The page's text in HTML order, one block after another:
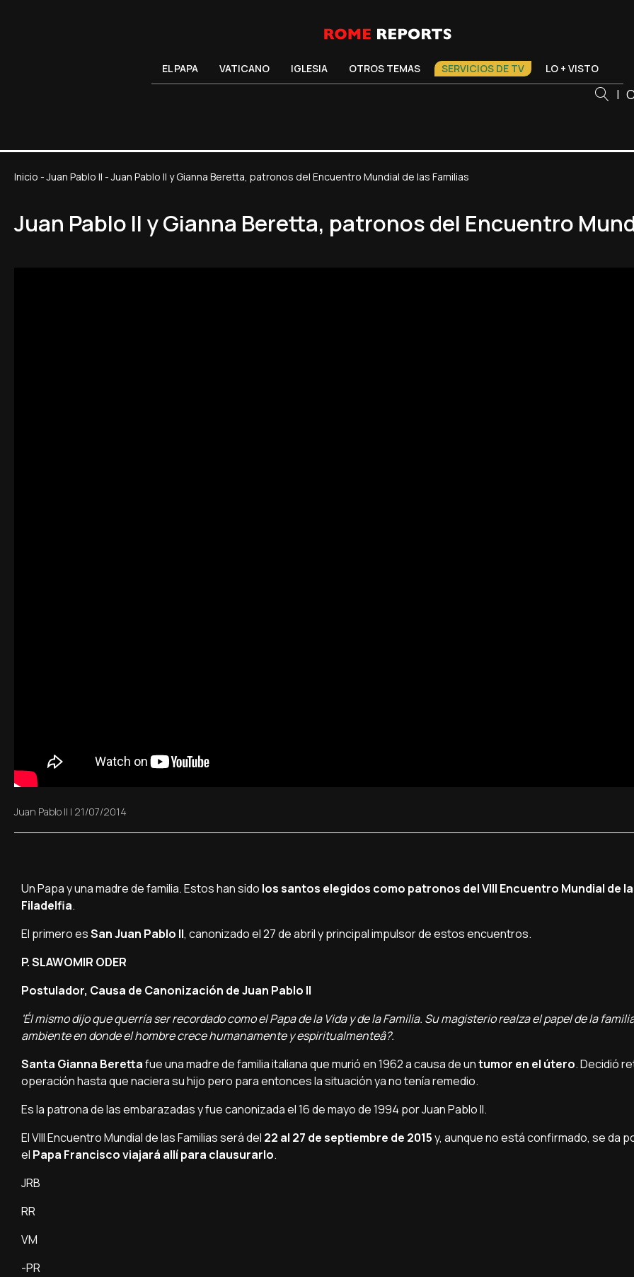
EL PAPA VATICANO IGLESIA OTROS TEMAS SERVICIOS DE TV LO + VISTO
|
Inicio -Juan Pablo II -Juan Pablo II y Gianna Beretta, patronos del Encuentro Mundial de las Familias
Juan Pablo II y Gianna Beretta, patronos del Encuentro
Juan Pablo II | 21/07/2014
Un Papa y una madre de familia. Estos han sido los santos elegidos como patronos del VIII Encuentro Mundial de
Filadelfia.
El primero esSan Juan Pablo II, canonizado el 27 de abril y principal impulsor de estos encuentros.
P. SLAWOMIR ODER
Postulador, Causa de Canonización de Juan Pablo II
'Él mismo dijo que querrí­a ser recordado como el Papa de la Vida y de la Familia. Su magisterio realza el papel de la
ambiente en donde el hombre crece humanamente y espiritualmenteâ?.
Santa Gianna Berettafue una madre de familia italiana que murió en 1962 a causa de untumor en el útero. Decidió
operación hasta que naciera su hijo pero para entonces la situación ya no tení­a remedio.
Es la patrona de las embarazadas y fue canonizada el 16 de mayo de 1994 por Juan Pablo II.
El VIII Encuentro Mundial de las Familias será del 22 al 27 de septiembre de 2015y, aunque no está confirmado, se da
el Papa Francisco viajará allí­ para clausurarlo.
JRB
RR
VM
-PR